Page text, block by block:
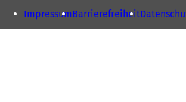
ImpressumBarrierefreiheit